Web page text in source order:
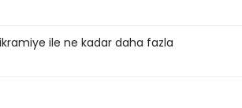
ile ne kadar daha fazla